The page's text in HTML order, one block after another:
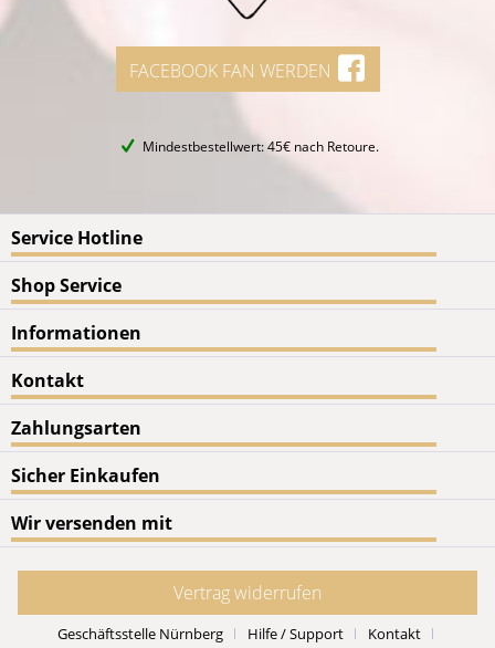
FACEBOOK FAN WERDEN
Mindestbestellwert: 45€ nach Retoure.
Service Hotline
Shop Service
Informationen
Kontakt
Zahlungsarten
Sicher Einkaufen
Wir versenden mit
Vertrag widerrufen
Geschäftsstelle Nürnberg Hilfe / Support Kontakt